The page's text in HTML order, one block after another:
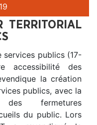
TERRITORIAL
publics (17-
accessibilité des
la création
publics, avec la
des fermetures
du public. Lors